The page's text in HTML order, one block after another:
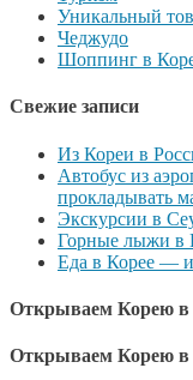
Уникальный
Чеджудо
Шоппинг в
Свежие записи
Из Кореи в
Автобус из
прокладывать
Экскурсии в
Горные лыжи в
Еда в Корее —
Открываем Корею в
Открываем Корею в